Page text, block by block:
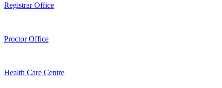
Registrar Office
Proctor Office
Health Care Centre